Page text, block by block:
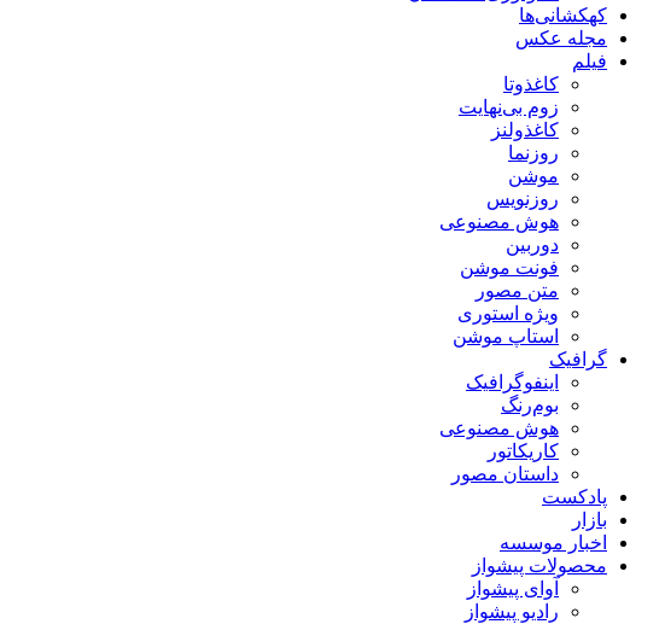
کهکشانی‌ها
مجله عکس
فیلم
کاغذوتا
زوم بی‌نهایت
کاغذولنز
روزنما
موشن
روزنویس
هوش مصنوعی
دوربین
فونت موشن
متن مصور
ویژه استوری
استاپ موشن
گرافیک
اینفوگرافیک
بوم‌رنگ
هوش مصنوعی
کاریکاتور
داستان مصور
پادکست
بازار
اخبار موسسه
محصولات پیشواز
آوای پیشواز
رادیو پیشواز